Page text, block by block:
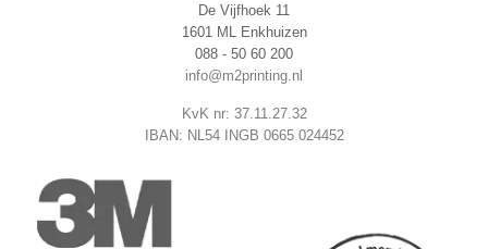
De Vijfhoek 11
1601 ML Enkhuizen
088 - 50 60 200
info@m2printing.nl
KvK nr: 37.11.27.32
IBAN: NL54 INGB 0665 024452